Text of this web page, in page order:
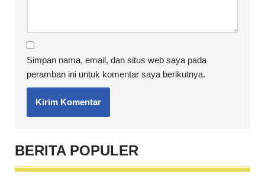
Simpan nama, email, dan situs web saya pada
peramban ini untuk komentar saya berikutnya.
BERITA POPULER